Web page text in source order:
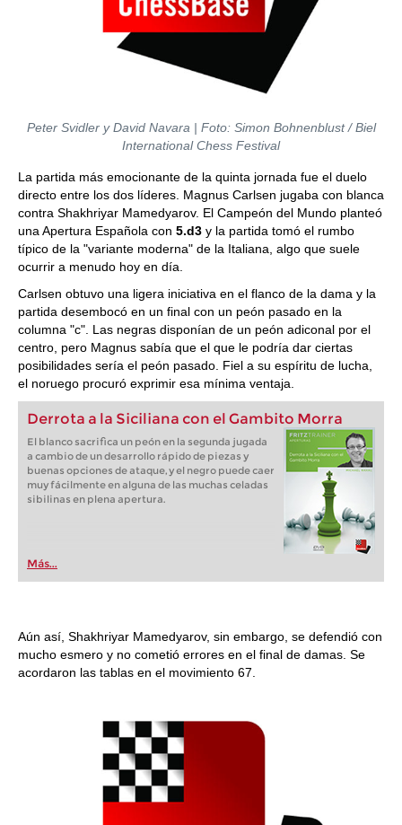
Peter Svidler y David Navara | Foto: Simon Bohnenblust / Biel
International Chess Festival
La partida más emocionante de la quinta jornada fue el duelo
directo entre los dos líderes. Magnus Carlsen jugaba con blanca
contra Shakhriyar Mamedyarov. El Campeón del Mundo planteó
una Apertura Española con 5.d3 y la partida tomó el rumbo
típico de la "variante moderna" de la Italiana, algo que suele
ocurrir a menudo hoy en día.
Carlsen obtuvo una ligera iniciativa en el flanco de la dama y la
partida desembocó en un final con un peón pasado en la
columna "c". Las negras disponían de un peón adiconal por el
centro, pero Magnus sabía que el que le podría dar ciertas
posibilidades sería el peón pasado. Fiel a su espíritu de lucha,
el noruego procuró exprimir esa mínima ventaja.
Derrota a la Siciliana con el Gambito Morra
El blanco sacrifica un peón en la segunda jugada
a cambio de un desarrollo rápido de piezas y
buenas opciones de ataque, y el negro puede caer
muy fácilmente en alguna de las muchas celadas
sibilinas en plena apertura.
Más...
Aún así, Shakhriyar Mamedyarov, sin embargo, se defendió con
mucho esmero y no cometió errores en el final de damas. Se
acordaron las tablas en el movimiento 67.